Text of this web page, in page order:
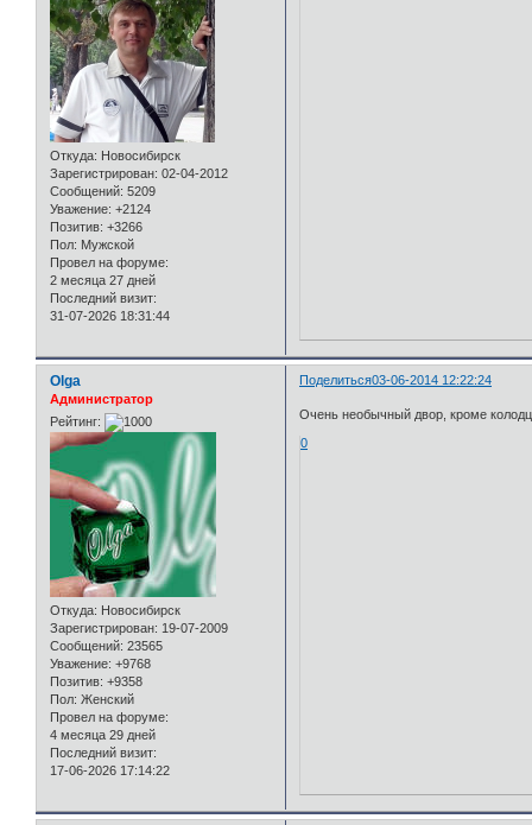
Откуда: Новосибирск
Зарегистрирован: 02-04-2012
Сообщений: 5209
Уважение: +2124
Позитив: +3266
Пол: Мужской
Провел на форуме:
2 месяца 27 дней
Последний визит:
31-07-2026 18:31:44
Поделиться03-06-2014 12:22:24
Olga
Администратор
Рейтинг:
Откуда: Новосибирск
Зарегистрирован: 19-07-2009
Сообщений: 23565
Уважение: +9768
Позитив: +9358
Пол: Женский
Провел на форуме:
4 месяца 29 дней
Последний визит:
17-06-2026 17:14:22
Очень необычный двор, кроме
0